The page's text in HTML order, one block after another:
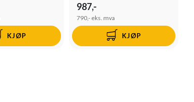
KJØP
987,-
790,- eks. mva
KJØP